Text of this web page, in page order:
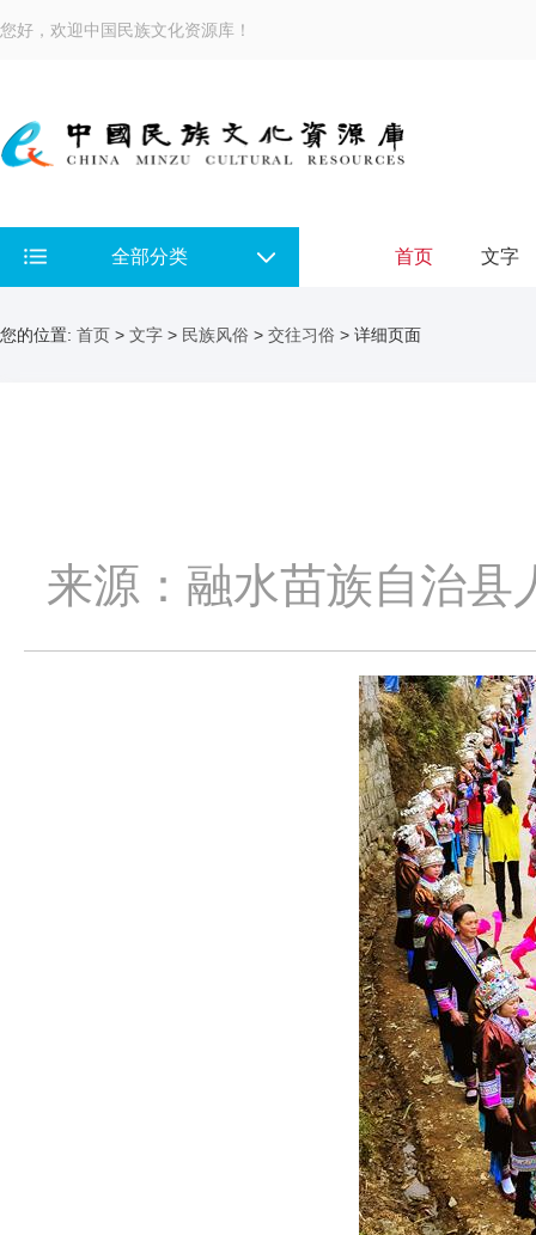
您好，欢迎中国民族文化资源库！
全部分类 首页 文字
您的位置: 首页 > 文字 > 民族风俗 > 交往习俗 > 详细页面
来源：融水苗族自治县